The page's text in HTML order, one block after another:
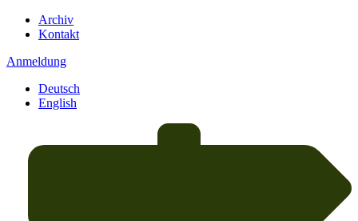
Archiv
Kontakt
Anmeldung
Deutsch
English